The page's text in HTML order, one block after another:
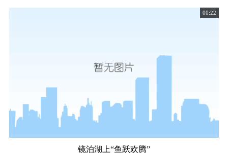
镜泊湖上“鱼跃欢腾”
00:22